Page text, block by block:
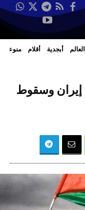
أبجدية أقلام منوعات
وسقوط